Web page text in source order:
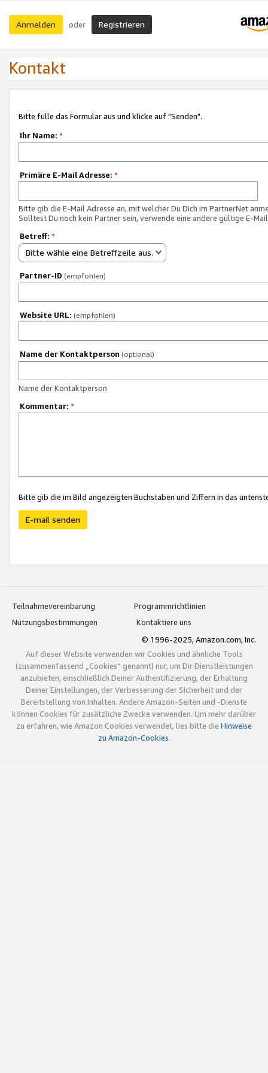
Anmelden oder Registrieren
Kontakt
Bitte fülle das Formular aus und klicke auf "Senden".
Ihr Name: *
Primäre E-Mail Adresse: *
Bitte gib die E-Mail Adresse an, mit welcher Du Dich im PartnerNet
Solltest Du noch kein Partner sein, verwende eine andere gültige E-
Betreff: *
Bitte wähle eine Betreffzeile aus.
Partner-ID (empfohlen)
Website URL: (empfohlen)
Name der Kontaktperson (optional)
Name der Kontaktperson
Kommentar: *
Bitte gib die im Bild angezeigten Buchstaben und Ziffern in das
E-mail senden
Teilnahmevereinbarung
Programmrichtlinien
Nutzungsbestimmungen
Kontaktiere uns
© 1996-2025, Amazon.com, Inc.
Auf dieser Website verwenden wir Cookies und ähnliche Tools
(zusammenfassend „Cookies“ genannt) nur, um Dir Dienstleistungen
anzubieten, einschließlich Deiner Authentifizierung, der Erhaltung
Deiner Einstellungen, der Verbesserung der Sicherheit und der
Bereitstellung von Inhalten. Andere Amazon-Seiten und -Dienste
können Cookies für zusätzliche Zwecke verwenden. Um mehr darüber
zu erfahren, wie Amazon Cookies verwendet, lies bitte die Hinweise
zu Amazon-Cookies.